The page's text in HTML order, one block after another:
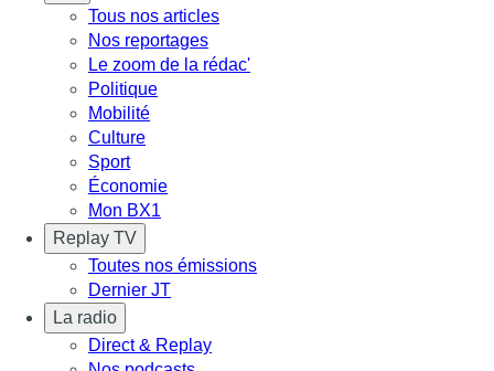
Tous nos articles
Nos reportages
Le zoom de la rédac'
Politique
Mobilité
Culture
Sport
Économie
Mon BX1
Replay TV
Toutes nos émissions
Dernier JT
La radio
Direct & Replay